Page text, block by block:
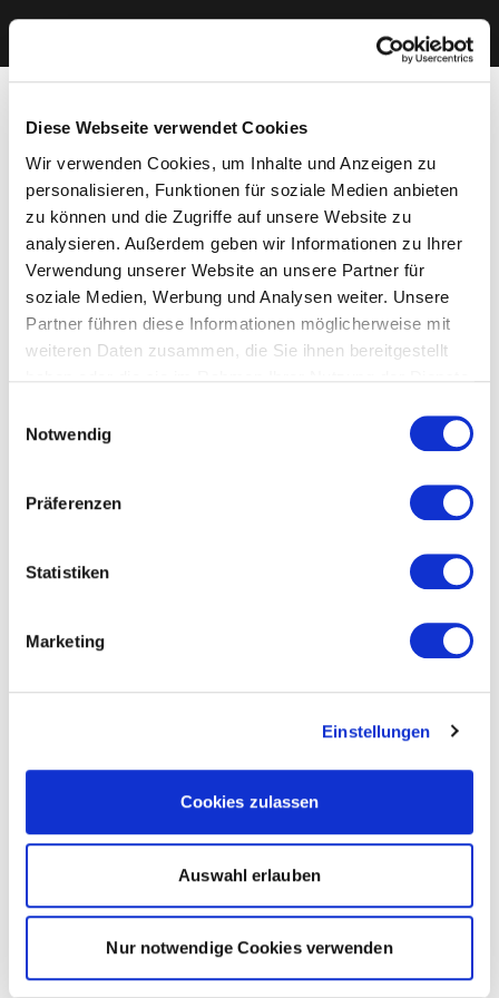
Diese Webseite verwendet Cookies
Wir verwenden Cookies, um Inhalte und Anzeigen zu
personalisieren, Funktionen für soziale Medien anbieten
zu können und die Zugriffe auf unsere Website zu
analysieren. Außerdem geben wir Informationen zu Ihrer
Verwendung unserer Website an unsere Partner für
soziale Medien, Werbung und Analysen weiter. Unsere
Partner führen diese Informationen möglicherweise mit
weiteren Daten zusammen, die Sie ihnen bereitgestellt
Cookies, wenn Sie unsere Webseite weiterhin nutzen.
Notwendig
Präferenzen
Statistiken
Marketing
Einstellungen
Cookies zulassen
Auswahl erlauben
Nur notwendige Cookies verwenden